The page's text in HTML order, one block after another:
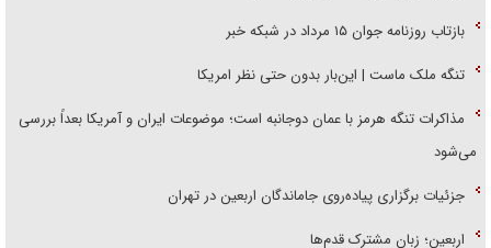
بازتاب روزنامه جوان ۱۵ مرداد در شبکه خبر
تنگه ملک ماست | این‌بار بدون حتی نظر امریکا
مذاکرات تنگه هرمز با عمان دوجانبه است؛ موضوعات ایران و آمریکا بعداً بررسی
می‌شود
جزئیات برگزاری پیاده‌روی جاماندگان اربعین در تهران
اربعین؛ زبان مشترک قدم‌ها